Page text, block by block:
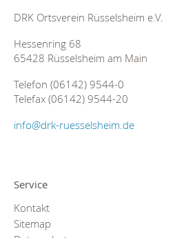
DRK Ortsverein Rüsselsheim e.V.
Hessenring 68
65428 Rüsselsheim am Main
Telefon (06142) 9544-0
Telefax (06142) 9544-20
info@drk-ruesselsheim.de
Service
Kontakt
Sitemap